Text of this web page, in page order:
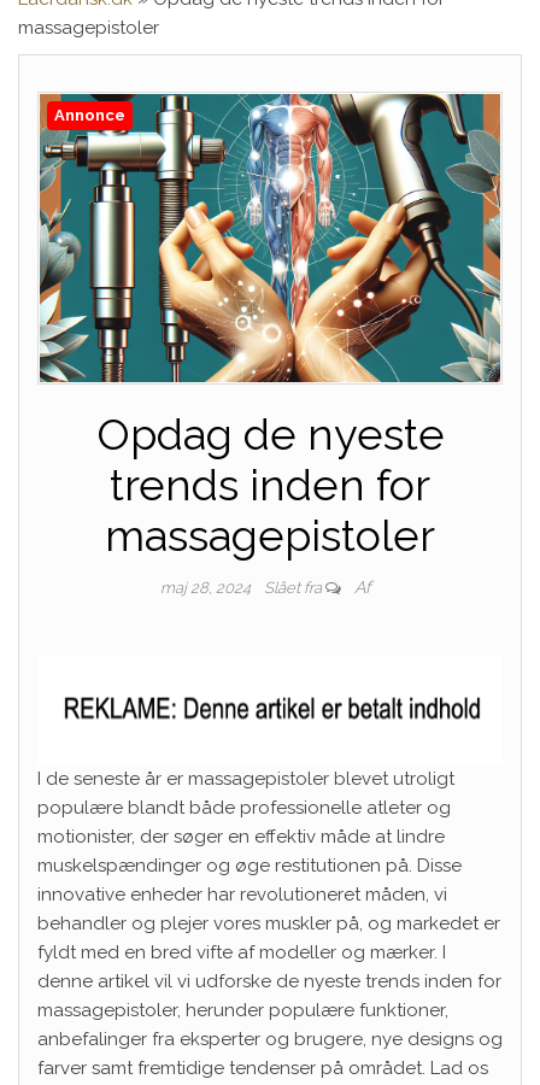
massagepistoler
Annonce
Opdag de nyeste
trends inden for
massagepistoler
maj 28, 2024 Slået fra Af
I de seneste år er massagepistoler blevet utroligt
populære blandt både professionelle atleter og
motionister, der søger en effektiv måde at lindre
muskelspændinger og øge restitutionen på. Disse
innovative enheder har revolutioneret måden, vi
behandler og plejer vores muskler på, og markedet er
fyldt med en bred vifte af modeller og mærker. I
denne artikel vil vi udforske de nyeste trends inden for
massagepistoler, herunder populære funktioner,
anbefalinger fra eksperter og brugere, nye designs og
farver samt fremtidige tendenser på området. Lad os